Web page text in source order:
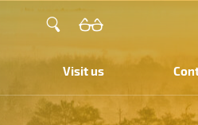
Visit us